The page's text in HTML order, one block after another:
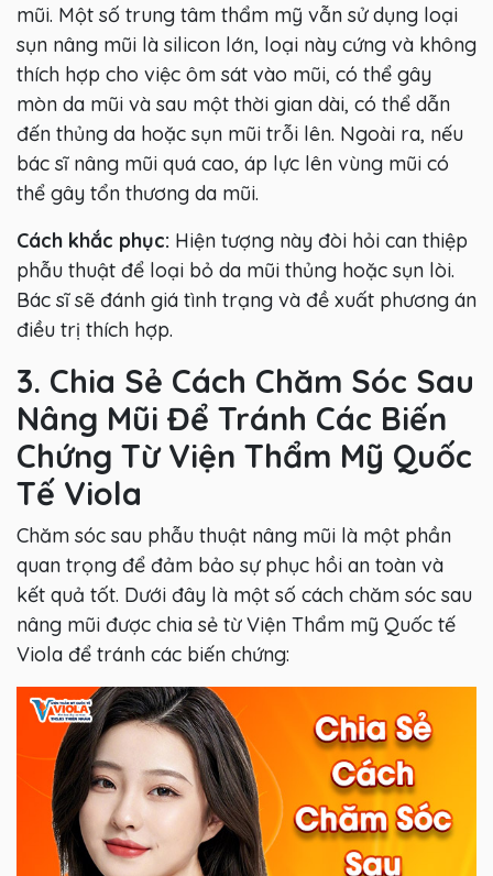
mũi. Một số trung tâm thẩm mỹ vẫn sử dụng loại
sụn nâng mũi là silicon lớn, loại này cứng và không
thích hợp cho việc ôm sát vào mũi, có thể gây
mòn da mũi và sau một thời gian dài, có thể dẫn
đến thủng da hoặc sụn mũi trỗi lên. Ngoài ra, nếu
bác sĩ nâng mũi quá cao, áp lực lên vùng mũi có
thể gây tổn thương da mũi.
Cách khắc phục: Hiện tượng này đòi hỏi can thiệp
phẫu thuật để loại bỏ da mũi thủng hoặc sụn lòi.
Bác sĩ sẽ đánh giá tình trạng và đề xuất phương án
điều trị thích hợp.
3. Chia Sẻ Cách Chăm Sóc Sau
Nâng Mũi Để Tránh Các Biến
Chứng Từ Viện Thẩm Mỹ Quốc
Tế Viola
Chăm sóc sau phẫu thuật nâng mũi là một phần
quan trọng để đảm bảo sự phục hồi an toàn và
kết quả tốt. Dưới đây là một số cách chăm sóc sau
nâng mũi được chia sẻ từ Viện Thẩm mỹ Quốc tế
Viola để tránh các biến chứng: